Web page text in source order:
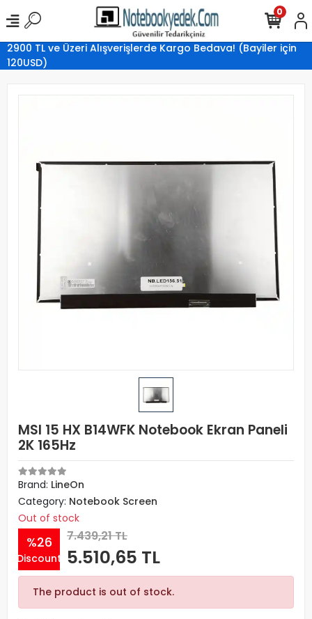
2900 TL ve Üzeri Alışverişlerde Kargo Bedava! (Bayiler için
120USD)
0
MSI 15 HX B14WFK Notebook Ekran Paneli
2K 165Hz
Brand: LineOn
Category: Notebook Screen
Out of stock
%26
Discount
7.439,21 TL
5.510,65 TL
The product is out of stock.